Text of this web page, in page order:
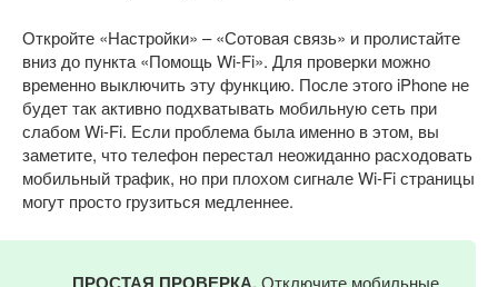
Откройте «Настройки» – «Сотовая связь» и пролистайте
вниз до пункта «Помощь Wi-Fi». Для проверки можно
временно выключить эту функцию. После этого iPhone не
будет так активно подхватывать мобильную сеть при
слабом Wi-Fi. Если проблема была именно в этом, вы
заметите, что телефон перестал неожиданно расходовать
мобильный трафик, но при плохом сигнале Wi-Fi страницы
могут просто грузиться медленнее.
Отключите мобильные